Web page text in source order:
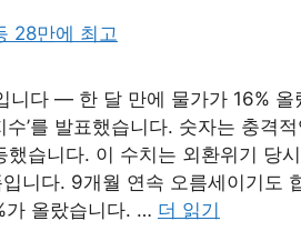
니다 — 한 달 만에 물가가 16%
수’를 발표했습니다. 숫자는 충격
했습니다. 이 수치는 외환위기 당
니다. 9개월 연속 오름세이기도
가 올랐습니다. … 더 읽기